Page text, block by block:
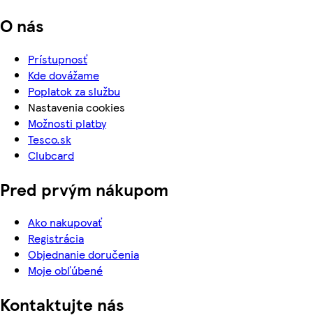
O nás
Prístupnosť
Kde dovážame
Poplatok za službu
Nastavenia cookies
Možnosti platby
Tesco.sk
Clubcard
Pred prvým nákupom
Ako nakupovať
Registrácia
Objednanie doručenia
Moje obľúbené
Kontaktujte nás